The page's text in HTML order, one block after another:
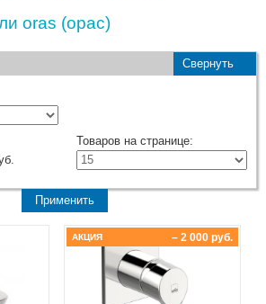
oras (орас)
Свернуть
Товаров на странице:
– 2 000 руб.
АКЦИЯ